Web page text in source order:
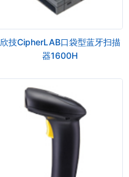
欣技CipherLAB口袋型蓝牙扫描
器1600H